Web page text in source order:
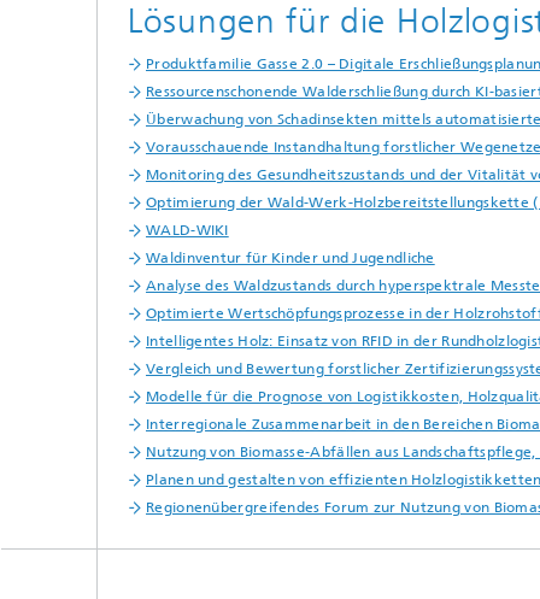
Lösungen für die
Produktfamilie Gasse 2.0 – Digitale
Ressourcenschonende Walderschließung durch KI-
Überwachung von Schadinsekten mittels
Vorausschauende Instandhaltung forstlicher
Monitoring des Gesundheitszustands und der Vitalität
Optimierung der Wald-Werk-Holzbereitstellungskette
WALD-WIKI
Waldinventur für Kinder und Jugendliche
Analyse des Waldzustands durch hyperspektrale
Optimierte Wertschöpfungsprozesse in der
Intelligentes Holz: Einsatz von RFID in der
Vergleich und Bewertung forstlicher
Modelle für die Prognose von Logistikkosten,
Interregionale Zusammenarbeit in den Bereichen
Nutzung von Biomasse-Abfällen aus
Planen und gestalten von effizienten
Regionenübergreifendes Forum zur Nutzung von